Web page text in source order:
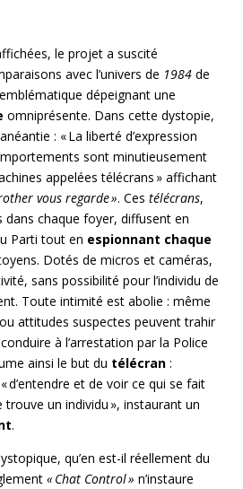
le projet a suscité
avec l’univers de 1984 de
dépeignant une
omniprésente. Dans cette dystopie,
: « La liberté d’expression
sont minutieusement
appelées télécrans » affichant
vous regarde ». Ces télécrans,
chaque foyer, diffusent en
Parti tout en espionnant chaque
Dotés de micros et caméras,
sans possibilité pour l’individu de
Toute intimité est abolie : même
attitudes suspectes peuvent trahir
à l’arrestation par la Police
ainsi le but du télécran :
d’entendre et de voir ce qui se fait
un individu », instaurant un
.
qu’en est-il réellement du
« Chat Control » n’instaure